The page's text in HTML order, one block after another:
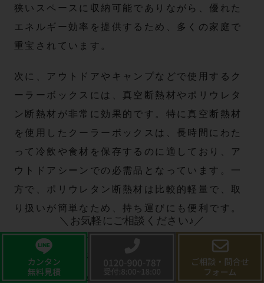
狭いスペースに収納可能でありながら、優れた
エネルギー効率を提供するため、多くの家庭で
重宝されています。
次に、アウトドアやキャンプなどで使用するク
ーラーボックスには、真空断熱材やポリウレタ
ン断熱材が非常に効果的です。特に真空断熱材
を使用したクーラーボックスは、長時間にわた
って冷飲や食材を保存するのに適しており、ア
ウトドアシーンでの必需品となっています。一
方で、ポリウレタン断熱材は比較的軽量で、取
り扱いが簡単なため、持ち運びにも便利です。
また、建築においてはセルロースファイバーな
どの天然素材が人気です。この素材は環境に優
しく、高い断熱性能を持ちながら、湿気調整効
＼お気軽にご相談ください♪／